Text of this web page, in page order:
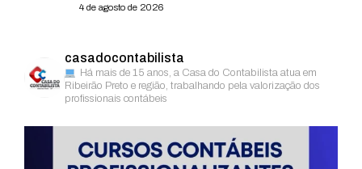
4 de agosto de 2026
casadocontabilista
Há mais de 15 anos, a Casa do Contabilista atua em
Ribeirão Preto e região, trabalhando pela valorização dos
profissionais contábeis